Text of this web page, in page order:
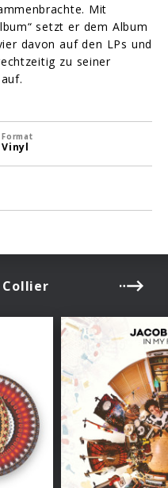
Mit
setzt er dem Album
davon auf den LPs und
zu seiner
Format
Vinyl
Collier